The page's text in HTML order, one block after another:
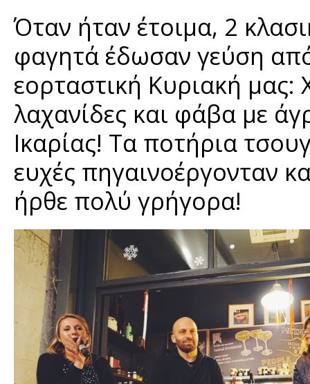
Όταν ήταν έτοιμα, 2
φαγητά έδωσαν γεύση
εορταστική Κυριακή μας:
λαχανίδες και φάβα με
Ικαρίας! Τα ποτήρια
ευχές πηγαινοέργονταν
ήρθε πολύ γρήγορα!